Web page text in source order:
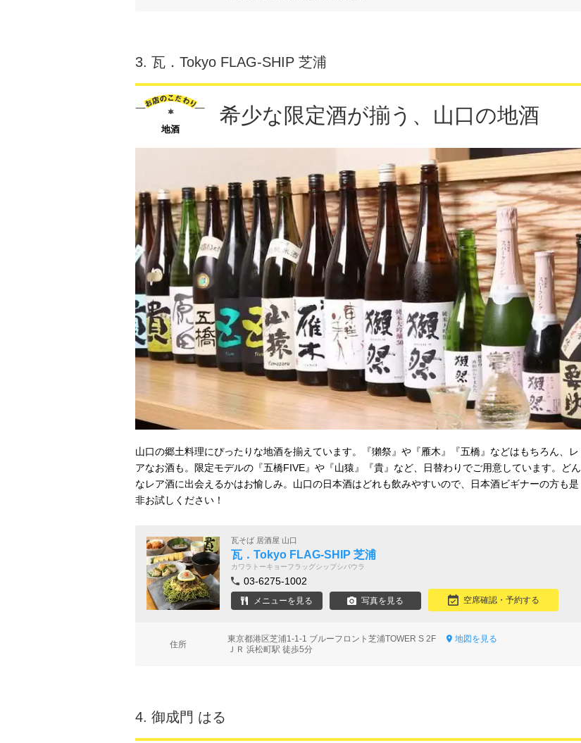
3. 瓦．Tokyo FLAG‐SHIP 芝浦
地酒
希少な限定酒が揃う、山口の地酒
山口の郷土料理にぴったりな地酒を揃えています。『獺祭』や『雁木』『五橋』などはもちろん、レ
アなお酒も。限定モデルの『五橋FIVE』や『山猿』『貴』など、日替わりでご用意しています。どん
なレア酒に出会えるかはお愉しみ。山口の日本酒はどれも飲みやすいので、日本酒ビギナーの方も是
非お試しください！
瓦そば 居酒屋 山口
瓦．Tokyo FLAG‐SHIP 芝浦
カワラトーキョーフラッグシップシバウラ
03-6275-1002
メニューを見る 写真を見る 空席確認・予約する
住所
東京都港区芝浦1-1-1 ブルーフロント芝浦TOWER S 2F
地図を見る
ＪＲ 浜松町駅 徒歩5分
4. 御成門 はる